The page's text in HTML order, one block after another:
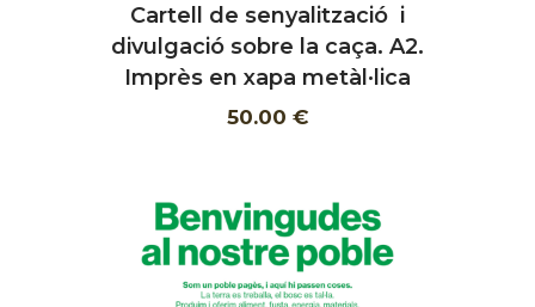
AFEGIR
Cartell de senyalització i
divulgació sobre la caça. A2.
Imprès en xapa metàl·lica
50.00 €